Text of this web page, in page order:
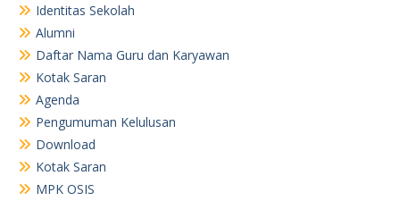
Identitas Sekolah
Alumni
Daftar Nama Guru dan Karyawan
Kotak Saran
Agenda
Pengumuman Kelulusan
Download
Kotak Saran
MPK OSIS